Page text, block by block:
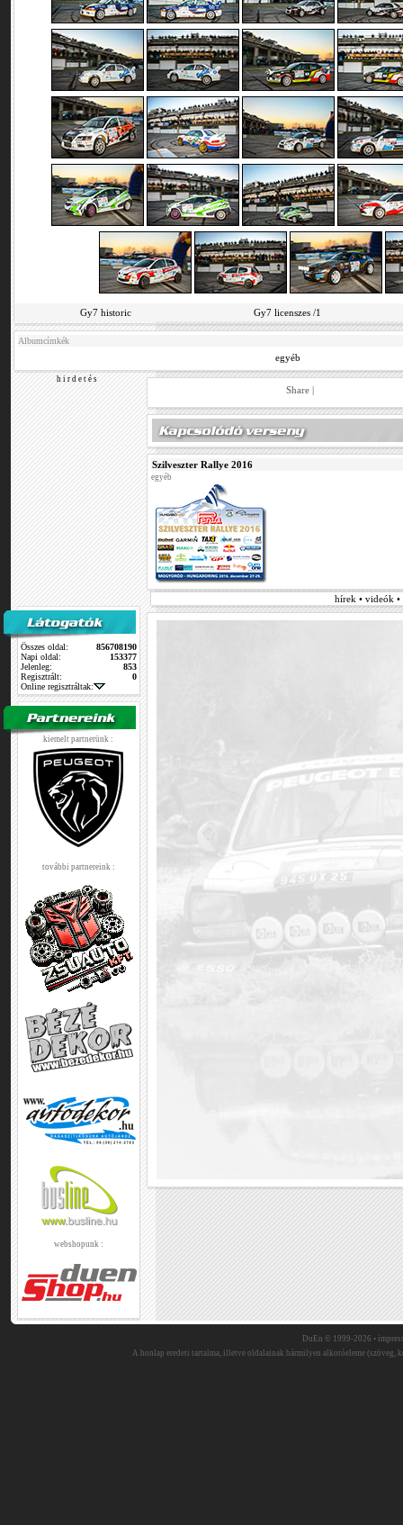
Gy7 historic Gy7 licenszes /1
Albumcímkék
egyéb
h i r d e t é s
Összes oldal:
856708190
Napi oldal:
153377
Jelenleg:
853
Regisztrált:
0
Online regisztráltak:
kiemelt partnerünk :
további partnereink :
webshopunk :
Share |
Szilveszter Rallye 2016
egyéb
hírek • videók
DuEn © 1999-2026 •
A honlap eredeti tartalma, illetve oldalainak bármilyen alkotóeleme (szöveg,